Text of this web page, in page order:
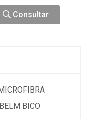
Consultar
BICO